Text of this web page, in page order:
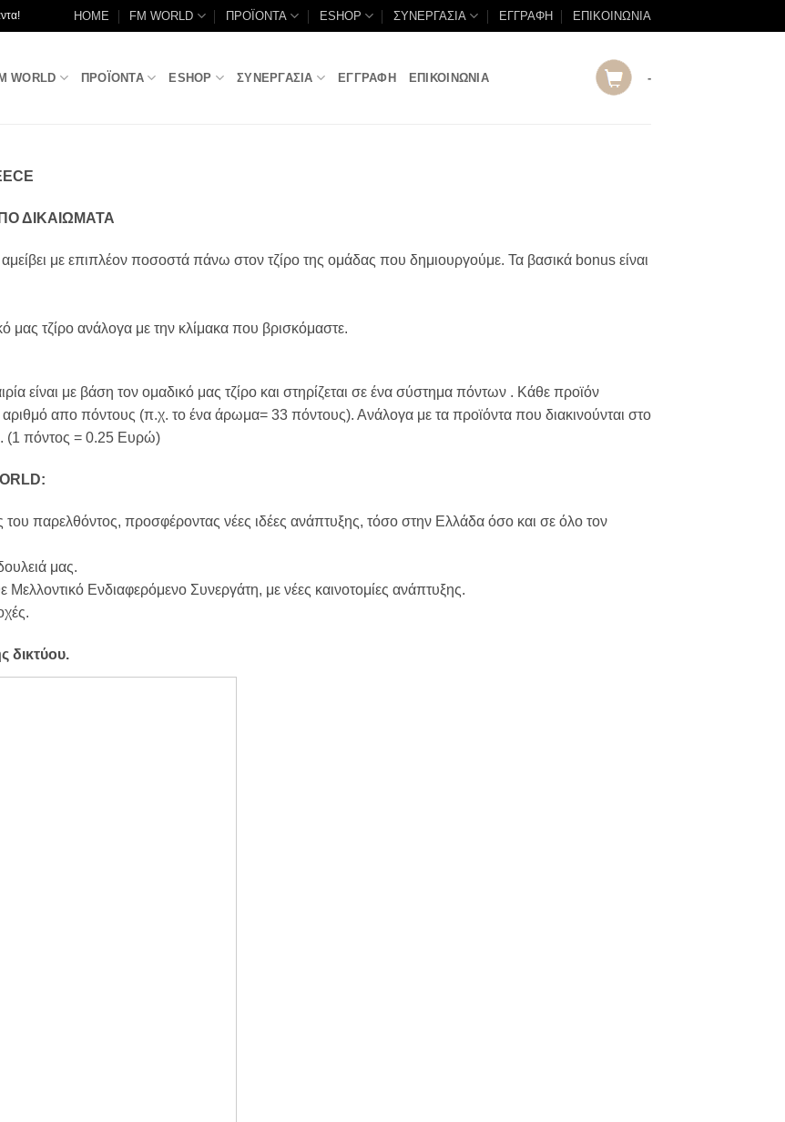
HOME FM WORLD ΠΡΟΪΟΝΤΑ ESHOP ΣΥΝΕΡΓΑΣΙΑ ΕΓΓΡΑΦΗ ΕΠΙΚΟΙΝΩΝΙΑ
WORLD ΠΡΟΪΟΝΤΑ ESHOP ΣΥΝΕΡΓΑΣΙΑ ΕΓΓΡΑΦΗ ΕΠΙΚΟΙΝΩΝΙΑ -
ΔΙΚΑΙΩΜΑΤΑ
με επιπλέον ποσοστά πάνω στον τζίρο της ομάδας που δημιουργούμε. Τα βασικά bonus είναι
τζίρο ανάλογα με την κλίμακα που βρισκόμαστε.
είναι με βάση τον ομαδικό μας τζίρο και στηρίζεται σε ένα σύστημα πόντων . Κάθε προϊόν
αριθμό απο πόντους (π.χ. το ένα άρωμα= 33 πόντους). Ανάλογα με τα προϊόντα που διακινούνται στο
(1 πόντος = 0.25 Ευρώ)
του παρελθόντος, προσφέροντας νέες ιδέες ανάπτυξης, τόσο στην Ελλάδα όσο και σε όλο τον
μας.
Μελλοντικό Ενδιαφερόμενο Συνεργάτη, με νέες καινοτομίες ανάπτυξης.
δικτύου.